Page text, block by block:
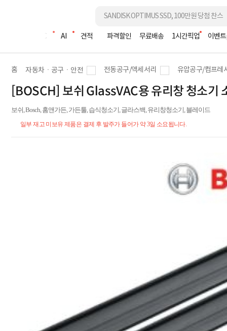
조립PC AI 견적 파격할인 무료배송 1시간픽업 이벤트
홈 자동차ㆍ공구ㆍ안전 전동공구/액세서리 유압공구/컴프레
[BOSCH] 보쉬 GlassVAC용 유리창 청소
보쉬, Bosch, 홈앤가든, 가든툴, 습식청소기, 글라스백, 유리창청소기, 블레이드
일부 재고 미보유 제품은 결제 후 발주가 들어가 약 3일 소요됩니다.